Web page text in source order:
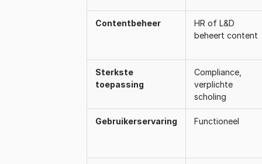
Contentbeheer
HR of L&D
beheert content
Sterkste
toepassing
Compliance,
verplichte
scholing
Gebruikerservaring Functioneel